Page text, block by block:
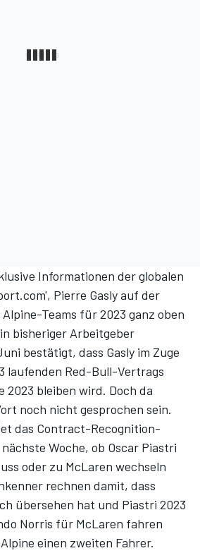
Informationen der globalen
Pierre Gasly auf der
Teams für 2023 ganz oben
bisheriger Arbeitgeber
bestätigt, dass Gasly im Zuge
laufenden Red-Bull-Vertrags
2023 bleiben wird. Doch da
noch nicht gesprochen sein.
das Contract-Recognition-
Woche, ob Oscar Piastri
oder zu McLaren wechseln
rechnen damit, dass
übersehen hat und Piastri 2023
Norris für McLaren fahren
einen zweiten Fahrer.